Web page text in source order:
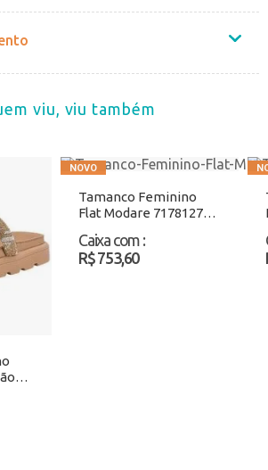
viu, viu também
Tamanco Feminino
Flat Modare 7178127
Caixa com :
R$ 753,60